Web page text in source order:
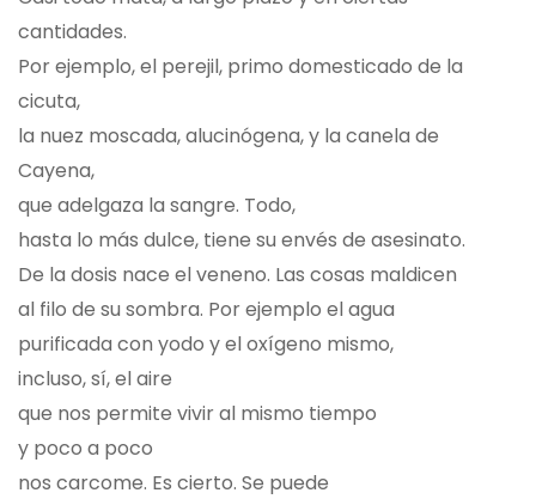
cantidades.
Por ejemplo, el perejil, primo domesticado de la
cicuta,
la nuez moscada, alucinógena, y la canela de
Cayena,
que adelgaza la sangre. Todo,
hasta lo más dulce, tiene su envés de asesinato.
De la dosis nace el veneno. Las cosas maldicen
al filo de su sombra. Por ejemplo el agua
purificada con yodo y el oxígeno mismo,
incluso, sí, el aire
que nos permite vivir al mismo tiempo
y poco a poco
nos carcome. Es cierto. Se puede